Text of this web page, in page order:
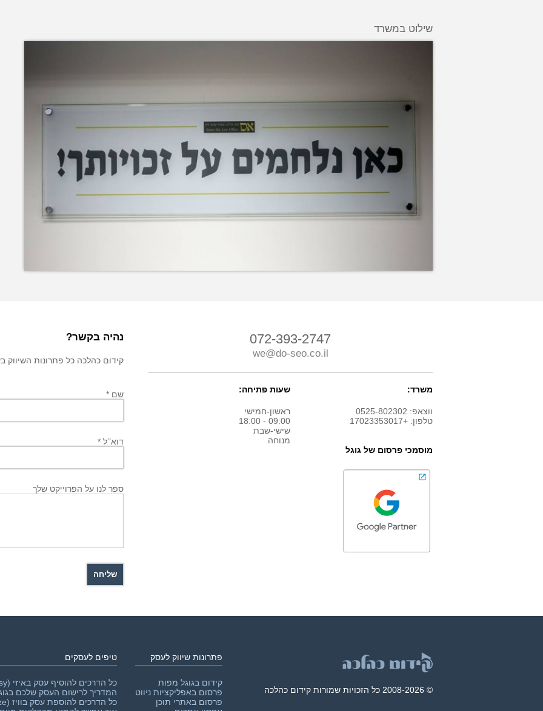
שילוט במשרד
072-393-2747
we@do-seo.co.il
משרד:
ווצאפ: 0525-802302
טלפון: +17023353017
שעות פתיחה:
ראשון-חמישי
09:00 - 18:00
שישי-שבת
מנוחה
מוסמכי פרסום של גוגל
נהיה בקשר?
קידום כהלכה כל פתרונות השיווק בשבילך!
שם *
דוא’’ל *
ספר לנו על הפרוייקט שלך
פתרונות שיווק לעסק
קידום בגוגל מפות
פרסום באפליקציות ניווט
פרסום באתרי תוכן
טיפים לעסקים
כל הדרכים להוסיף עסק באיזי (easy)
המדריך לרישום העסק שלכם
כל הדרכים להוספת עסק בוויז (Waze)
© 2008-2026 כל הזכויות שמורות קידום כהלכה